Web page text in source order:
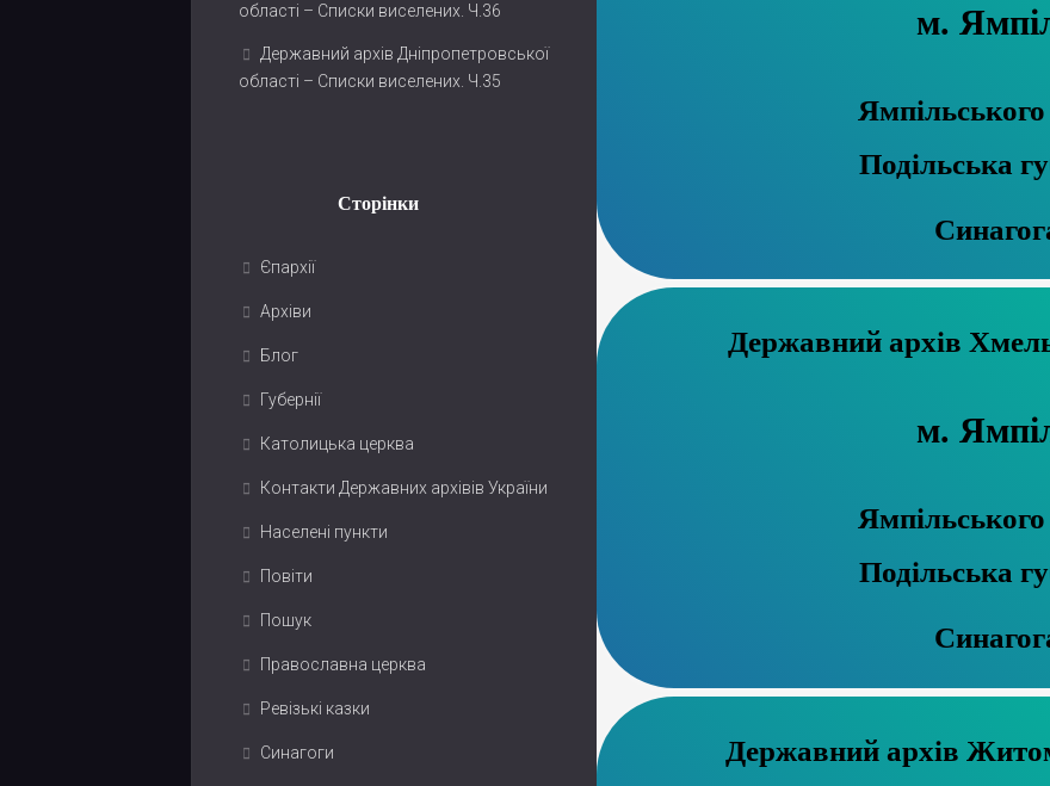
області – Списки виселених. Ч.36
Державний архів Дніпропетровської
області – Списки виселених. Ч.35
Сторінки
Єпархії
Архіви
Блог
Губернії
Католицька церква
Контакти Державних архівів України
Населені пункти
Повіти
Пошук
Православна церква
Ревізькі казки
Синагоги
м.
Ямпільського
Подільська
м.
Ямпільського
Подільська